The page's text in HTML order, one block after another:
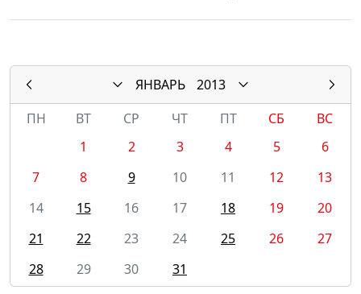
ЯНВАРЬ
2013
ПН
ВТ СР ЧТ ПТ СБ
ВС
1
2 3 4 5
6
7
8 9 10 11 12
13
14
15 16 17 18 19
20
21
22 23 24 25 26
27
28
29 30 31